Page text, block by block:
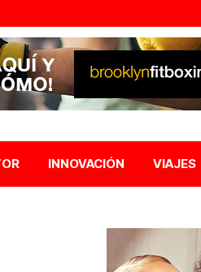
INNOVACIÓN VIAJES